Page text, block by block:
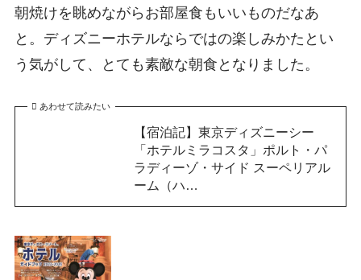
朝焼けを眺めながらお部屋食もいいものだなあ
と。ディズニーホテルならではの楽しみかたとい
う気がして、とても素敵な朝食となりました。
あわせて読みたい
【宿泊記】東京ディズニーシー
「ホテルミラコスタ」ポルト・パ
ラディーゾ・サイド スーペリアル
ーム（ハ…